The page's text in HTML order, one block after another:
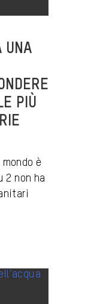
UNA
PIÙ
è
2 non ha